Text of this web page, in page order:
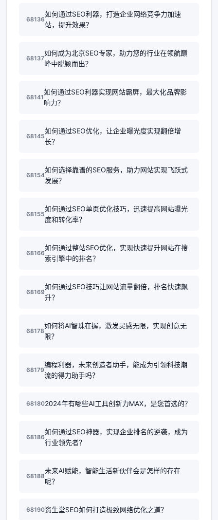
68136
如何通过SEO利器，打造企业网络竞争力加速
站，提升效果？
68137
如何成为北京SEO专家，助力您的行业在领航巅
峰中脱颖而出？
68141
如何通过SEO利器实现网站霸屏，最大化品牌影
响力？
68145
如何通过SEO优化，让企业曝光度实现翻倍增
长？
68154
如何选择靠谱的SEO服务，助力网站实现飞跃式
发展？
68155
如何通过SEO单页优化技巧，迅速提高网站曝光
度和转化率？
68166
如何通过整站SEO优化，实现快速提升网站在搜
索引擎中的排名？
68169
如何通过SEO技巧让网站流量翻倍，排名快速飙
升？
68178
如何将AI智珠在握，激发灵感无限，实现创意无
限？
68179
编程利器，未来创造者助手，能成为引领科技潮
流的得力助手吗？
681802024年有哪些AI工具创新力MAX，是您首选的？
68186
如何通过SEO神器，实现企业排名的逆袭，成为
行业领先者？
68188
未来AI赋能，智能生活新伙伴会是怎样的存在
呢？
68190资生堂SEO如何打造极致网络优化之道？